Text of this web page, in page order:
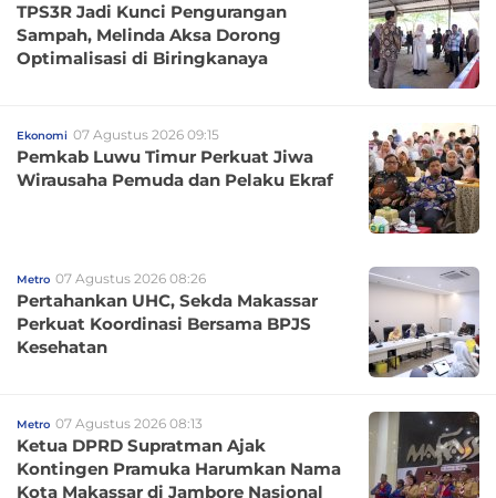
TPS3R Jadi Kunci Pengurangan
Sampah, Melinda Aksa Dorong
Optimalisasi di Biringkanaya
Ekonomi 07 Agustus 2026 09:15
Pemkab Luwu Timur Perkuat Jiwa
Wirausaha Pemuda dan Pelaku Ekraf
Metro 07 Agustus 2026 08:26
Pertahankan UHC, Sekda Makassar
Perkuat Koordinasi Bersama BPJS
Kesehatan
Metro 07 Agustus 2026 08:13
Ketua DPRD Supratman Ajak
Kontingen Pramuka Harumkan Nama
Kota Makassar di Jambore Nasional